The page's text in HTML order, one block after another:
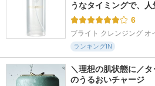
うなタイミングで、
6
ブライト クレンジング オ
ランキングIN
＼理想の肌状態に／
のうるおいチャージ